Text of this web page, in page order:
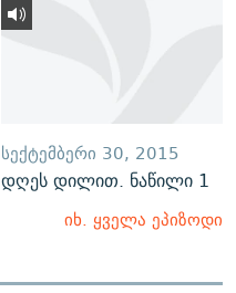
ᲡᲔᲥᲢᲔᲛᲑᲔᲠᲘ 30, 2015
დღეს დილით. ნაწილი 1
იხ. ყველა ეპიზოდი